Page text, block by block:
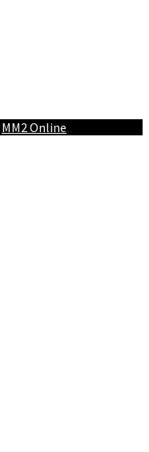
MM2 Online